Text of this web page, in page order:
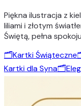
Piękna ilustracja z
liliami i złotym
Świętą, pełna
🗂️Kartki Świąteczne
Kartki dla Syna🗂️